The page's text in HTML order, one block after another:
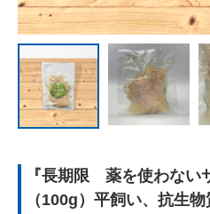
『長期限 薬を使わない
（100g）平飼い、抗生